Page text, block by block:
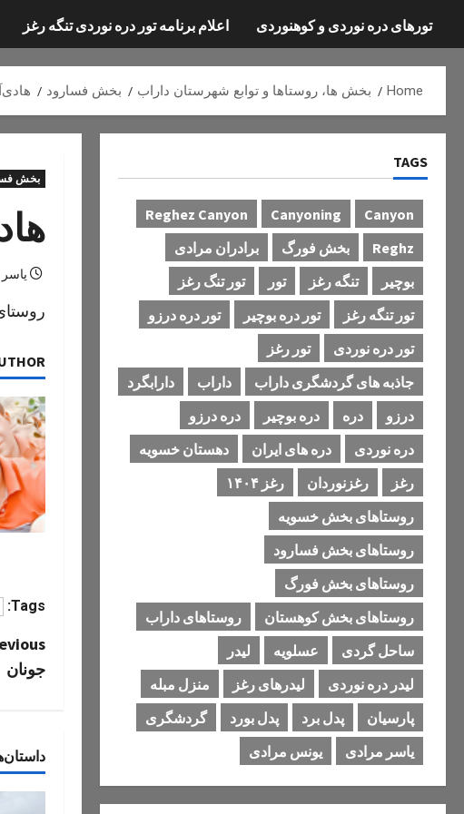
تورهای دره نوردی و کوهنوردی اعلام برنامه تور دره نوردی تنگه رغز
Home بخش ها، روستاها و توابع شهرستان داراب بخش فسارود
بخش
Tags:
P
o
t
n
جونان
TAGS
Canyon
Canyoning
Reghez Canyon
Reghz
بخش فورگ
برادران مرادی
بوچیر
تنگه رغز تور
تور تنگ رغز
تور تنگه رغز
تور دره بوچیر
تور دره درزو
تور دره نوردی
تور رغز
جاذبه های گردشگری داراب
داراب
دارابگرد
درزو
دره دره بوچیر
دره درزو
دره نوردی
دره های ایران
دهستان خسویه
رغز
رغزنوردان
رغز ۱۴۰۴
روستاهای بخش خسویه
روستاهای بخش فسارود
روستاهای بخش فورگ
روستاهای بخش کوهستان
روستاهای داراب
ساحل گردی
عسلویه
لیدر
لیدر دره نوردی
لیدرهای رغز
منزل مبله
پارسیان
پدل برد پدل بورد
گردشگری
یاسر مرادی
یونس مرادی